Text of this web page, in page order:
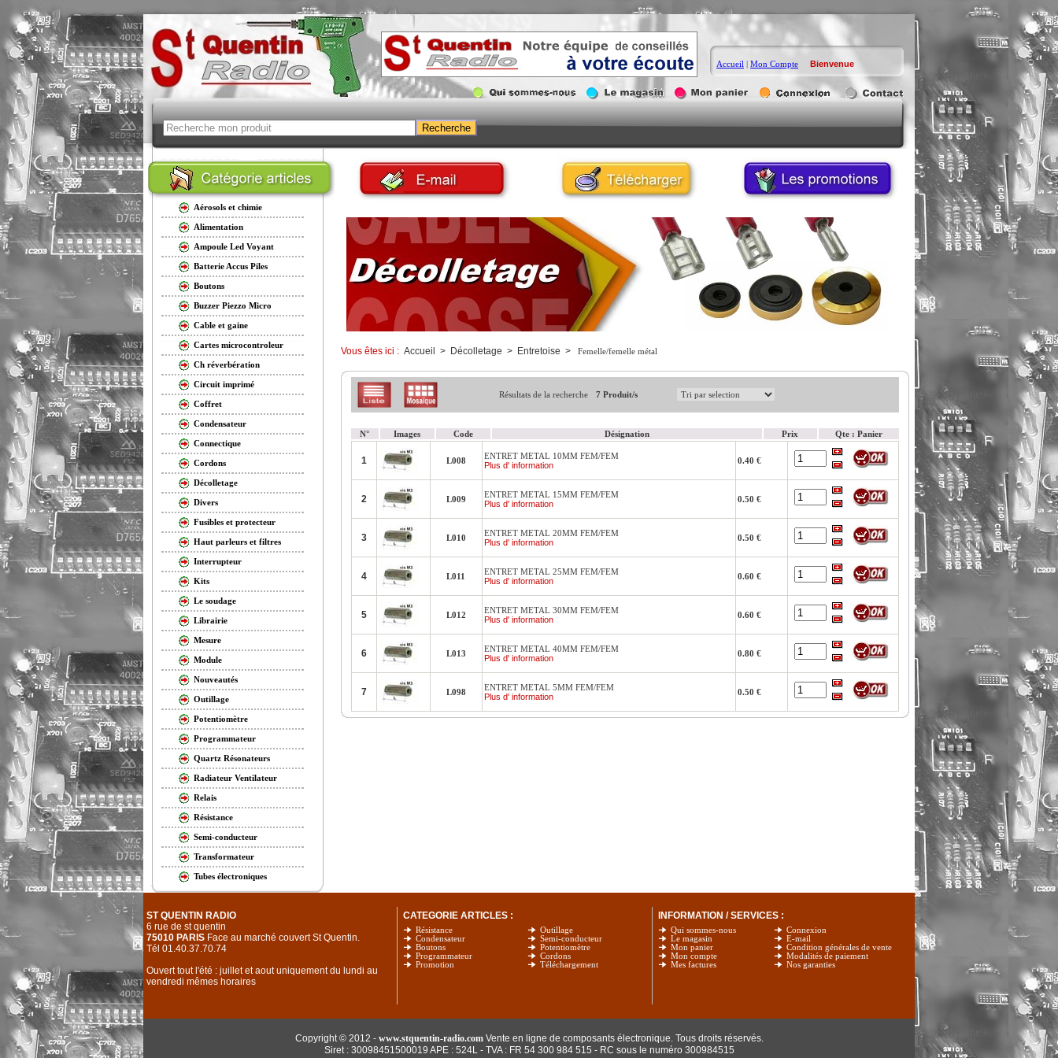
Accueil | Mon Compte Bienvenue
Aérosols et chimie
Alimentation
Ampoule Led Voyant
Batterie Accus Piles
Boutons
Buzzer Piezzo Micro
Cable et gaine
Cartes microcontroleur
Ch réverbération
Circuit imprimé
Coffret
Condensateur
Connectique
Cordons
Décolletage
Divers
Fusibles et protecteur
Haut parleurs et filtres
Interrupteur
Kits
Le soudage
Librairie
Mesure
Module
Nouveautés
Outillage
Potentiomètre
Programmateur
Quartz Résonateurs
Radiateur Ventilateur
Relais
Résistance
Semi-conducteur
Transformateur
Tubes électroniques
Vous êtes ici : Accueil > Décolletage > Entretoise > Femelle/femelle métal
Résultats de la recherche 7 Produit/s
N° Images Code Désignation Prix Qte : Panier
1 L008
ENTRET METAL 10MM FEM/FEM
Plus d' information
0.40 €
2 L009
ENTRET METAL 15MM FEM/FEM
Plus d' information
0.50 €
3 L010
ENTRET METAL 20MM FEM/FEM
Plus d' information
0.50 €
4 L011
ENTRET METAL 25MM FEM/FEM
Plus d' information
0.60 €
5 L012
ENTRET METAL 30MM FEM/FEM
Plus d' information
0.60 €
6 L013
ENTRET METAL 40MM FEM/FEM
Plus d' information
0.80 €
7 L098
ENTRET METAL 5MM FEM/FEM
Plus d' information
0.50 €
ST QUENTIN RADIO
6 rue de st quentin
75010 PARIS Face au marché couvert St Quentin.
Tél 01.40.37.70.74
Ouvert tout l'été : juillet et aout uniquement du lundi au
vendredi mêmes horaires
CATEGORIE ARTICLES :
Résistance
Condensateur
Boutons
Programmateur
Promotion
Outillage
Semi-conducteur
Potentiomètre
Cordons
Téléchargement
INFORMATION / SERVICES :
Qui sommes-nous
Le magasin
Mon panier
Mon compte
Mes factures
Connexion
E-mail
Condition générales de vente
Modalités de paiement
Nos garanties
Copyright © 2012 - www.stquentin-radio.comVente en ligne de composants électronique. Tous droits réservés.
Siret : 30098451500019 APE : 524L - TVA : FR 54 300 984 515 - RC sous le numéro 300984515